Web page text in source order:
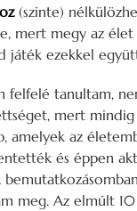
(szinte)
mert megy az élet
játék ezekkel
felfelé tanultam,
mert
amelyek az
és éppen
meg. Az elmúlt